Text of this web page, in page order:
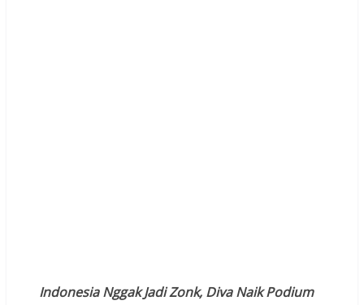
Indonesia Nggak Jadi Zonk, Diva Naik Podium